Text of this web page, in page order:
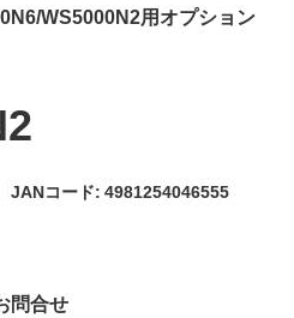
WS5000N2用オプション
JANコード: 4981254046555
問合せ